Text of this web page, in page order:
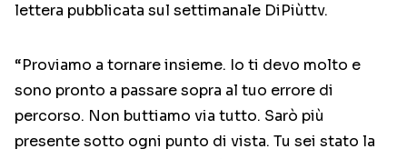
lettera pubblicata sul settimanale DiPiùttv.
“Proviamo a tornare insieme. Io ti devo molto e
sono pronto a passare sopra al tuo errore di
percorso. Non buttiamo via tutto. Sarò più
presente sotto ogni punto di vista. Tu sei stato la